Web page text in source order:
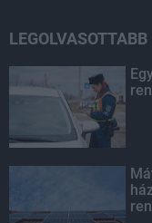
LEGOLVASOTTABB